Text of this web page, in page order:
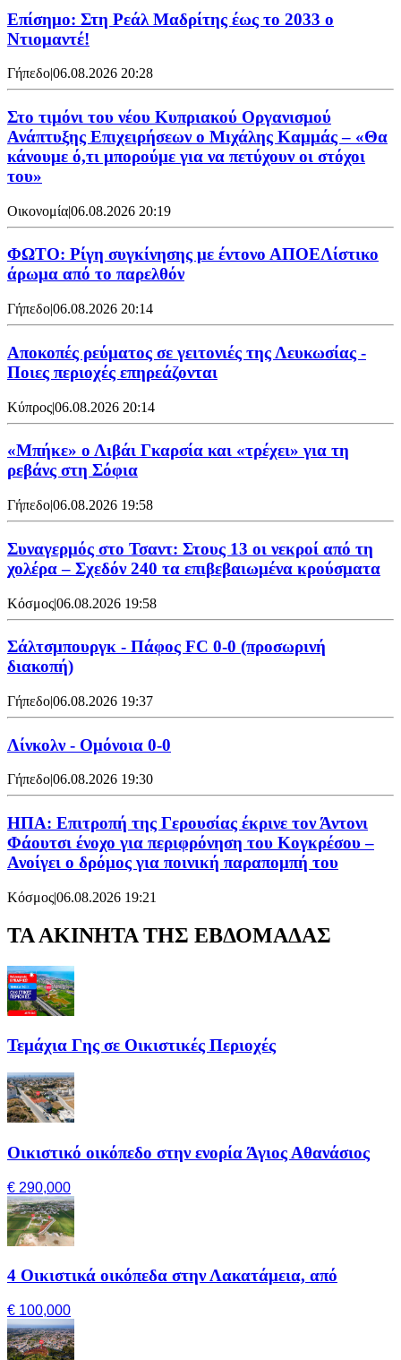
Επίσημο: Στη Ρεάλ Μαδρίτης έως το 2033 ο
Ντιομαντέ!
Γήπεδο|06.08.2026 20:28
Στο τιμόνι του νέου Κυπριακού Οργανισμού
Ανάπτυξης Επιχειρήσεων ο Μιχάλης Καμμάς – «Θα
κάνουμε ό,τι μπορούμε για να πετύχουν οι στόχοι
του»
Οικονομία|06.08.2026 20:19
ΦΩΤΟ: Ρίγη συγκίνησης με έντονο ΑΠΟΕΛίστικο
άρωμα από το παρελθόν
Γήπεδο|06.08.2026 20:14
Αποκοπές ρεύματος σε γειτονιές της Λευκωσίας -
Ποιες περιοχές επηρεάζονται
Κύπρος|06.08.2026 20:14
«Μπήκε» ο Λιβάι Γκαρσία και «τρέχει» για τη
ρεβάνς στη Σόφια
Γήπεδο|06.08.2026 19:58
Συναγερμός στο Τσαντ: Στους 13 οι νεκροί από τη
χολέρα – Σχεδόν 240 τα επιβεβαιωμένα κρούσματα
Κόσμος|06.08.2026 19:58
Σάλτσμπουργκ - Πάφος FC 0-0 (προσωρινή
διακοπή)
Γήπεδο|06.08.2026 19:37
Λίνκολν - Ομόνοια 0-0
Γήπεδο|06.08.2026 19:30
ΗΠΑ: Επιτροπή της Γερουσίας έκρινε τον Άντονι
Φάουτσι ένοχο για περιφρόνηση του Κογκρέσου –
Ανοίγει ο δρόμος για ποινική παραπομπή του
Κόσμος|06.08.2026 19:21
ΤΑ ΑΚΙΝΗΤΑ ΤΗΣ ΕΒΔΟΜΑΔΑΣ
Τεμάχια Γης σε Οικιστικές Περιοχές
Οικιστικό οικόπεδο στην ενορία Άγιος Αθανάσιος
€ 290,000
4 Οικιστικά οικόπεδα στην Λακατάμεια, από
€ 100,000